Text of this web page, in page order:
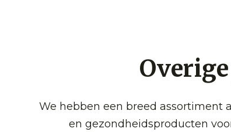
We hebben een breed assortiment
en gezondheidsproducten